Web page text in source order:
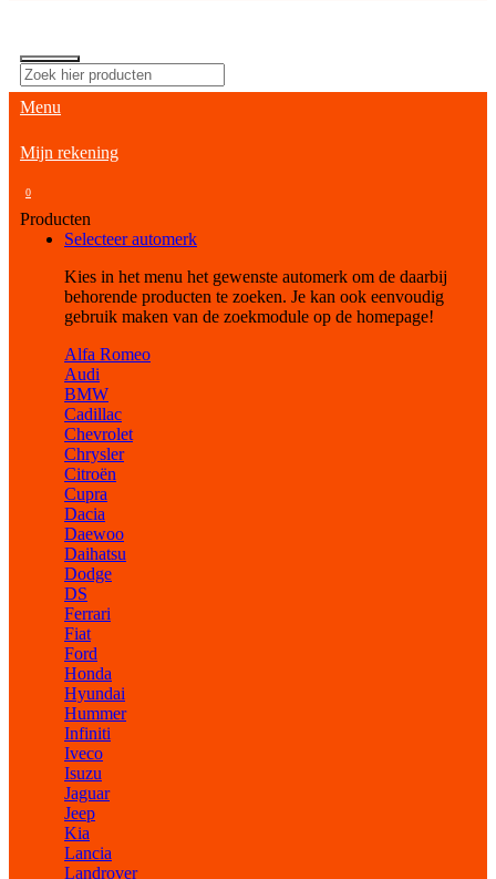
Menu
Mijn rekening
0
Producten
Selecteer automerk
Kies in het menu het gewenste automerk om de daarbij
behorende producten te zoeken. Je kan ook eenvoudig
gebruik maken van de zoekmodule op de homepage!
Alfa Romeo
Audi
BMW
Cadillac
Chevrolet
Chrysler
Citroën
Cupra
Dacia
Daewoo
Daihatsu
Dodge
DS
Ferrari
Fiat
Ford
Honda
Hyundai
Hummer
Infiniti
Iveco
Isuzu
Jaguar
Jeep
Kia
Lancia
Landrover